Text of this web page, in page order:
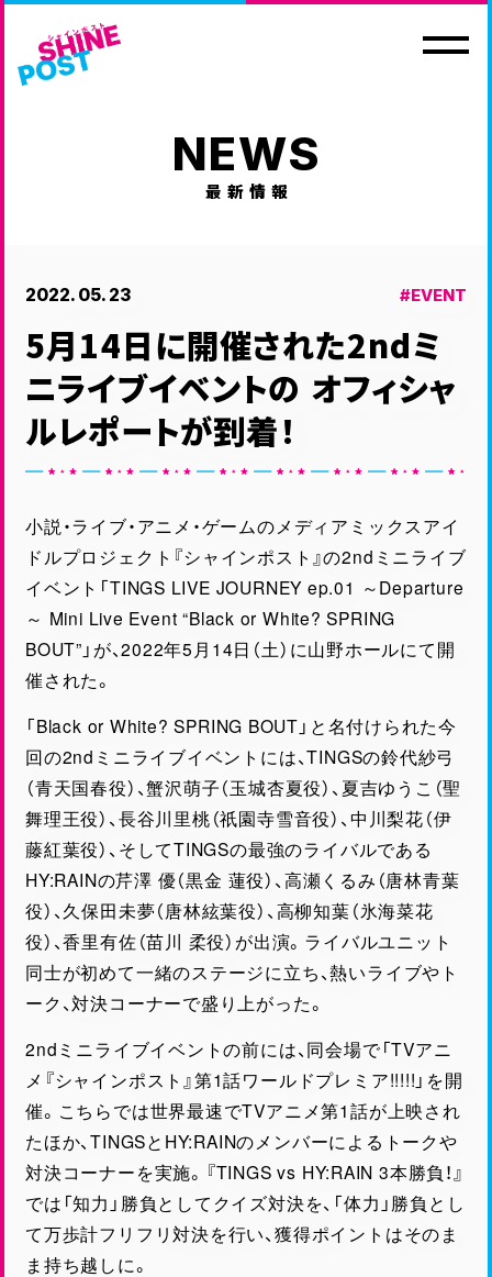
ホーム 最新情報
EVENT
イベント情報
MOVIE
CHARACTER
登場人物
Blu-ray&MUSIC
ANIME
アニメ情報
ONAIR
放送情報
GAME
ゲーム情報
TWITTER
公式ツイッター
SHARE
NEWS
最新情報
2022. 05. 23 EVENT
5月14日に開催された2ndミ
ニライブイベントの オフィシャ
ルレポートが到着！
小説・ライブ・アニメ・ゲームのメディアミックスアイ
ドルプロジェクト『シャインポスト』の2ndミニライブ
イベント「TINGS LIVE JOURNEY ep.01 ～Departure
～ Mini Live Event “Black or White? SPRING
BOUT”」が、2022年5月14日（土）に山野ホールにて開
催された。
「Black or White? SPRING BOUT」と名付けられた今
回の2ndミニライブイベントには、TINGSの鈴代紗弓
（青天国春役）、蟹沢萌子（玉城杏夏役）、夏吉ゆうこ（聖
舞理王役）、長谷川里桃（祇園寺雪音役）、中川梨花（伊
藤紅葉役）、そしてTINGSの最強のライバルである
HY:RAINの芹澤 優（黒金 蓮役）、高瀬くるみ（唐林青葉
役）、久保田未夢（唐林絃葉役）、高柳知葉（氷海菜花
役）、香里有佐（苗川 柔役）が出演。ライバルユニット
同士が初めて一緒のステージに立ち、熱いライブやト
ーク、対決コーナーで盛り上がった。
2ndミニライブイベントの前には、同会場で「TVアニ
メ『シャインポスト』第1話ワールドプレミア!!!!!」を開
催。こちらでは世界最速でTVアニメ第1話が上映され
たほか、TINGSとHY:RAINのメンバーによるトークや
対決コーナーを実施。『TINGS vs HY:RAIN 3本勝負！』
では「知力」勝負としてクイズ対決を、「体力」勝負とし
て万歩計フリフリ対決を行い、獲得ポイントはそのま
ま持ち越しに。